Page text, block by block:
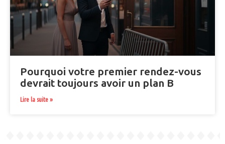
Pourquoi votre premier rendez-vous
devrait toujours avoir un plan B
Lire la suite »